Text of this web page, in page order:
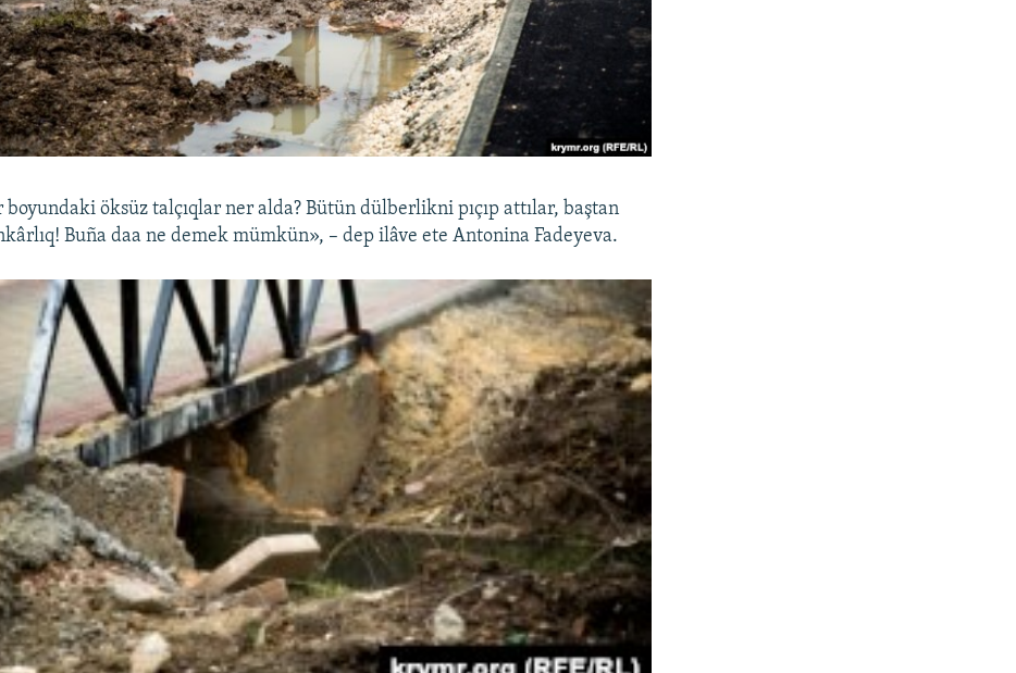
boyundaki öksüz talçıqlar ner alda? Bütün dülberlikni pıçıp attılar, baştan
Buña daa ne demek mümkün», – dep ilâve ete Antonina Fadeyeva.